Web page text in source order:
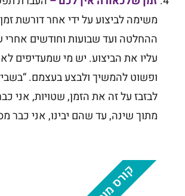
משימה לביצוע על ידי אחר דורשת
ההחלטה ועד שבועות וחודשים אחרי
עליו את הביצוע. יש מי שמעדיפים לא
ופשוט להמשיך ולבצע בעצמם.
לבזבז על זה את הזמן, שטויות, אני
מתוך שינה, עד שהם יבינו, אני כבר